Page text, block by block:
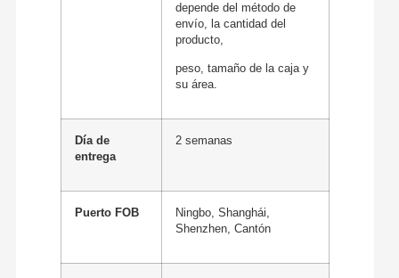
depende del método de
envío, la cantidad del
producto,
peso, tamaño de la caja y
su área.
Día de
entrega
2 semanas
Puerto FOB
Ningbo, Shanghái,
Shenzhen, Cantón